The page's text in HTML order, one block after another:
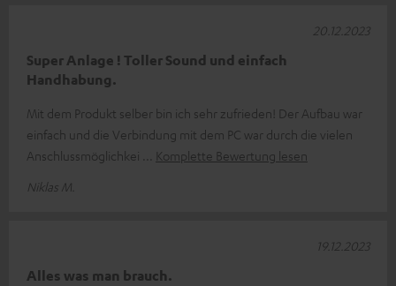
Super Anlage ! Toller Sound und einfach
Handhabung.
Mit dem Produkt selber bin ich sehr zufrieden! Der Aufbau war
einfach und die Verbindung mit dem PC war durch die vielen
Anschlussmöglichkei
Komplette Bewertung lesen
Niklas M.
20.12.2023
Alles was man brauch.
19.12.2023